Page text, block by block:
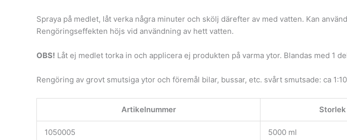
Spraya på medlet, låt verka några minuter och skölj därefter av med vatten. Kan
Rengöringseffekten höjs vid användning av hett vatten.
OBS! Låt ej medlet torka in och applicera ej produkten på varma ytor. Blandas med 1
Rengöring av grovt smutsiga ytor och föremål bilar, bussar, etc. svårt smutsade: ca
Artikelnummer Storlek
1050005 5000 ml